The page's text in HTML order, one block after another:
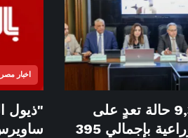
تسجيل 9,313 حالة تعدٍ على
الأراضي الزراعية بإجمالي 395
اخبار مصر
"ذيول